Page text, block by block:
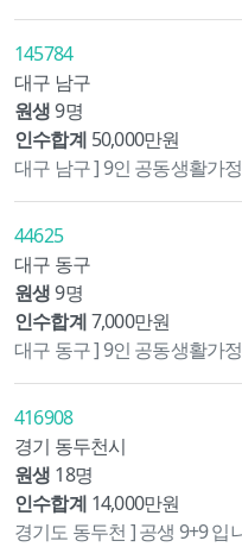
145784
대구 남구
원생 9명
인수합계 50,000만원
대구 남구 ] 9인 공동생활가
44625
대구 동구
원생 9명
인수합계7,000만원
대구 동구 ] 9인 공동생활가
416908
경기 동두천시
원생 18명
인수합계 14,000만원
경기도 동두천 ] 공생 9+9 입